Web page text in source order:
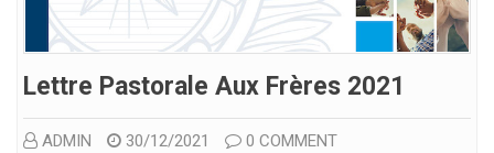
Lettre Pastorale Aux Frères 2021
ADMIN 30/12/2021 0 COMMENT